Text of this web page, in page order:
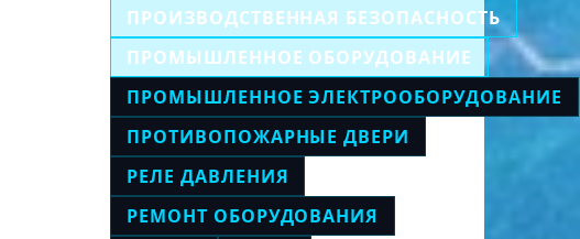
ПРОИЗВОДСТВЕННАЯ БЕЗОПАСНОСТЬ
ПРОМЫШЛЕННОЕ ОБОРУДОВАНИЕ
ПРОМЫШЛЕННОЕ ЭЛЕКТРООБОРУДОВАНИЕ
ПРОТИВОПОЖАРНЫЕ ДВЕРИ
РЕЛЕ ДАВЛЕНИЯ
РЕМОНТ ОБОРУДОВАНИЯ